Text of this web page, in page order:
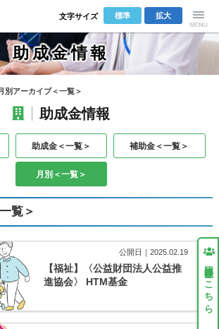
Menu
拡大
標準
文字サイズ
助成金情報
別アーカイブ＜一覧＞
助成金情報
助成金＜一覧＞ 補助金＜一覧＞
月別＜一覧＞
覧＞
公開日｜2025.02.19
【福祉】〈公益財団法人公益推
進協会〉 HTM基金
団体登録はこちら